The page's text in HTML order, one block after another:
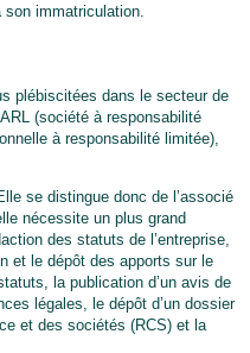
son immatriculation.
plébiscitées dans le secteur de
(société à responsabilité
à responsabilité limitée),
se distingue donc de l’associé
nécessite un plus grand
des statuts de l’entreprise,
et le dépôt des apports sur le
la publication d’un avis de
légales, le dépôt d’un dossier
et des sociétés (RCS) et la